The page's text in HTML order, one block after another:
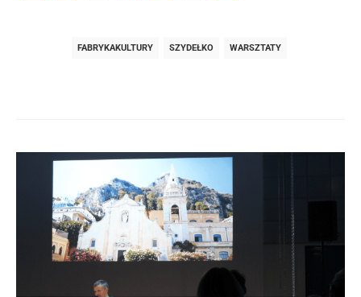
FABRYKAKULTURY SZYDEŁKO WARSZTATY
Post
navigation
post